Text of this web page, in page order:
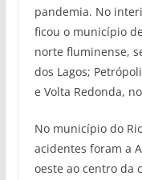
pandemia. No
ficou o município
norte fluminense,
dos Lagos;
e Volta Redonda,
No município do
acidentes foram a
oeste ao centro da